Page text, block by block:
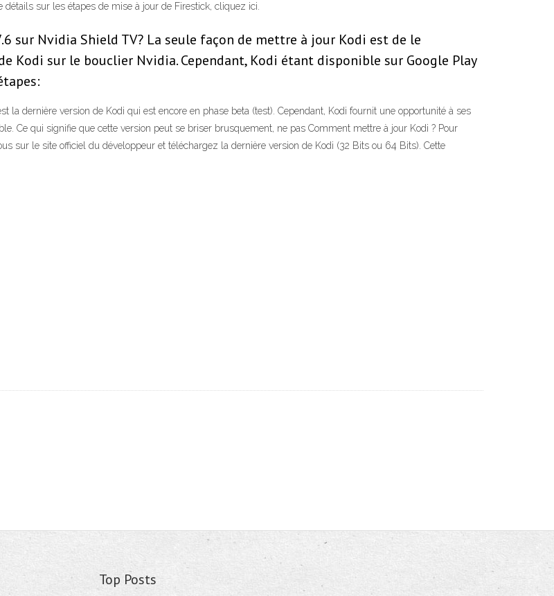
sur les étapes de mise à jour de Firestick, cliquez ici.
sur Nvidia Shield TV? La seule façon de mettre à jour Kodi est de le
Kodi sur le bouclier Nvidia. Cependant, Kodi étant disponible sur Google Play
dernière version de Kodi qui est encore en phase beta (test). Cependant, Kodi fournit une opportunité à ses
Ce qui signifie que cette version peut se briser brusquement, ne pas Comment mettre à jour Kodi ? Pour
sur le site officiel du développeur et téléchargez la dernière version de Kodi (32 Bits ou 64 Bits). Cette
Top Posts